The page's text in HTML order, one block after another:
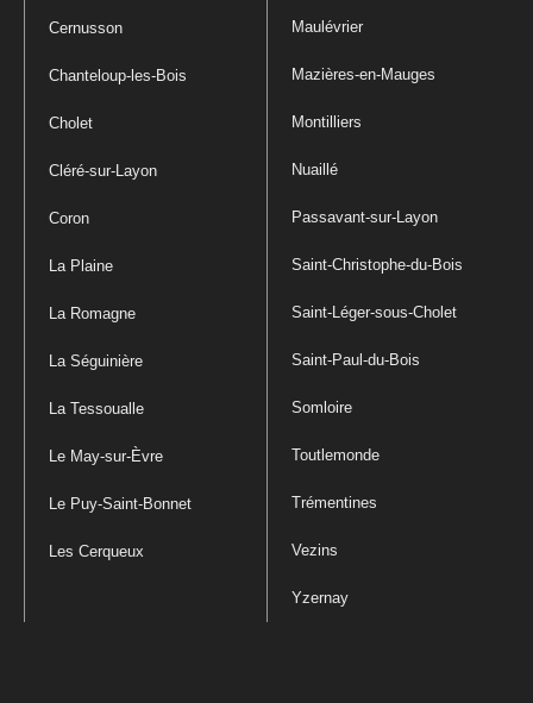
Cernusson
Chanteloup-les-Bois
Cholet
Cléré-sur-Layon
Coron
La Plaine
La Romagne
La Séguinière
La Tessoualle
Le May-sur-Èvre
Le Puy-Saint-Bonnet
Les Cerqueux
Maulévrier
Mazières-en-Mauges
Montilliers
Nuaillé
Passavant-sur-Layon
Saint-Christophe-du-Bois
Saint-Léger-sous-Cholet
Saint-Paul-du-Bois
Somloire
Toutlemonde
Trémentines
Vezins
Yzernay